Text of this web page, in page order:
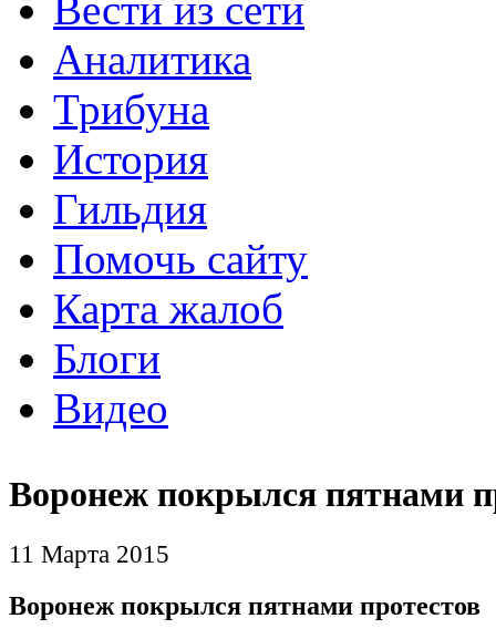
Аналитика
Трибуна
История
Гильдия
Помочь сайту
Карта жалоб
Блоги
Видео
Воронеж покрылся пятнами
11 Марта 2015
Воронеж покрылся пятнами протестов